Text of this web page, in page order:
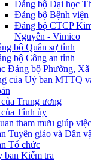
Đảng bộ Đại học
Đảng bộ Bệnh
Đảng bộ CTCP
Nguyên - Vimico
bộ Quân sự tỉnh
bộ Công an tỉnh
Đảng bộ Phường, Xã
của Uỷ ban MTTQ
Trung ương
Tỉnh ủy
tham mưu giúp
Tuyên giáo và Dân
Tổ chức
ban Kiểm tra